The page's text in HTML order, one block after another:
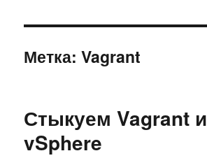
Метка:Vagrant
Стыкуем Vagrant и
vSphere